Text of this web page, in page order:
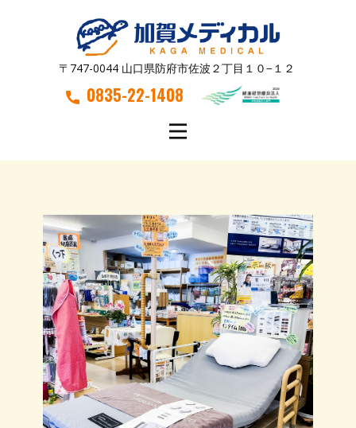
〒747-0044 山口県防府市佐波２丁目１０−１２
0835-22-1408